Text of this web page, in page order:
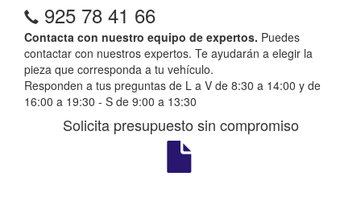
925 78 41 66
Contacta con nuestro equipo de expertos. Puedes
contactar con nuestros expertos. Te ayudarán a elegir la
pieza que corresponda a tu vehículo.
Responden a tus preguntas de L a V de 8:30 a 14:00 y de
16:00 a 19:30 - S de 9:00 a 13:30
Solicita presupuesto sin compromiso